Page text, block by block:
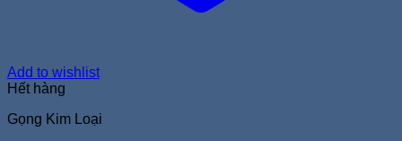
Add to wishlist
Hết hàng
Gọng Kim Loại